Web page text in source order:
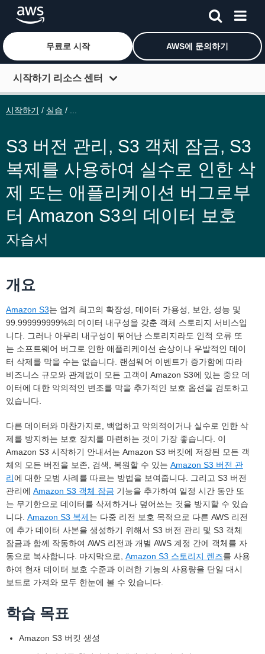
메인 콘텐츠로 건너뛰기
무료로 시작 AWS에 문의하기
시작하기 리소스 센터
연결하기
개발자 도구
추가 리소스
역할별 탐색
시작하기 / 실습 / ...
S3 버전 관리, S3 객체 잠금, S3
복제를 사용하여 실수로 인한 삭
제 또는 애플리케이션 버그로부
터 Amazon S3의 데이터 보호
자습서
개요
Amazon S3는 업계 최고의 확장성, 데이터 가용성, 보안, 성능 및
99.999999999%의 데이터 내구성을 갖춘 객체 스토리지 서비스입
니다. 그러나 아무리 내구성이 뛰어난 스토리지라도 인적 오류 또
는 소프트웨어 버그로 인한 애플리케이션 손상이나 우발적인 데이
터 삭제를 막을 수는 없습니다. 랜섬웨어 이벤트가 증가함에 따라
비즈니스 규모와 관계없이 모든 고객이 Amazon S3에 있는 중요 데
이터에 대한 악의적인 변조를 막을 추가적인 보호 옵션을 검토하고
있습니다.
다른 데이터와 마찬가지로, 백업하고 악의적이거나 실수로 인한 삭
제를 방지하는 보호 장치를 마련하는 것이 가장 좋습니다. 이
Amazon S3 시작하기 안내서는 Amazon S3 버킷에 저장된 모든 객
체의 모든 버전을 보존, 검색, 복원할 수 있는 Amazon S3 버전 관
리에 대한 모범 사례를 따르는 방법을 보여줍니다. 그리고 S3 버전
관리에 Amazon S3 객체 잠금 기능을 추가하여 일정 시간 동안 또
는 무기한으로 데이터를 삭제하거나 덮어쓰는 것을 방지할 수 있습
니다. Amazon S3 복제는 다중 리전 보호 목적으로 다른 AWS 리전
에 추가 데이터 사본을 생성하기 위해서 S3 버전 관리 및 S3 객체
잠금과 함께 작동하여 AWS 리전과 개별 AWS 계정 간에 객체를 자
동으로 복사합니다. 마지막으로, Amazon S3 스토리지 렌즈를 사용
하여 현재 데이터 보호 수준과 이러한 기능의 사용량을 단일 대시
보드로 가져와 모두 한눈에 볼 수 있습니다.
학습 목표
Amazon S3 버킷 생성